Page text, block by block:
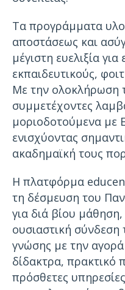
Τα προγράμματα
αποστάσεως και
μέγιστη ευελιξία
εκπαιδευτικούς,
Με την ολοκλήρωση
συμμετέχοντες
μοριοδοτούμενα με
ενισχύοντας
ακαδημαϊκή τους
Η πλατφόρμα
τη δέσμευση του
για διά βίου
ουσιαστική σύνδεση
γνώσης με την
δίδακτρα, πρακτικό
πρόσθετες